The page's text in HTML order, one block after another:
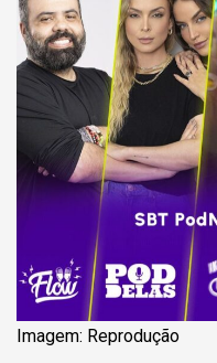
Imagem: Reprodução